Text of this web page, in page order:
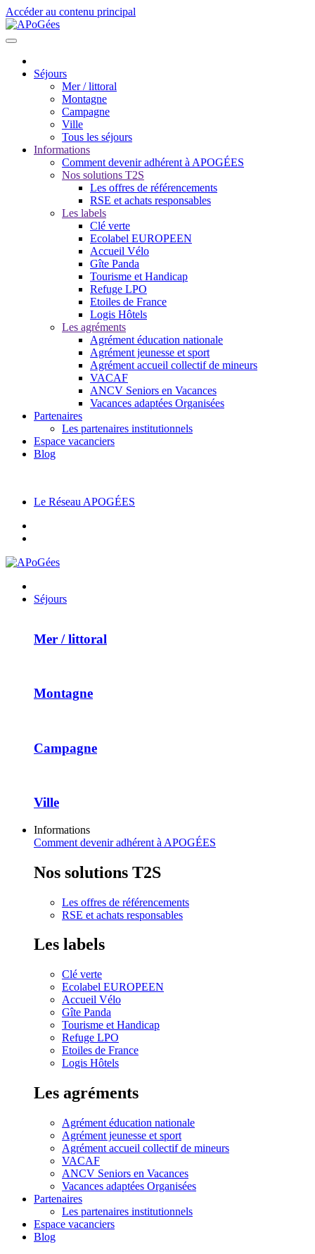
Accéder au contenu principal
Séjours
Mer / littoral
Montagne
Campagne
Ville
Tous les séjours
Informations
Comment devenir adhérent à APOGÉES
Nos solutions T2S
Les offres de référencements
RSE et achats responsables
Les labels
Clé verte
Ecolabel EUROPEEN
Accueil Vélo
Gîte Panda
Tourisme et Handicap
Refuge LPO
Etoiles de France
Logis Hôtels
Les agréments
Agrément éducation nationale
Agrément jeunesse et sport
Agrément accueil collectif de mineurs
VACAF
ANCV Seniors en Vacances
Vacances adaptées Organisées
Partenaires
Les partenaires institutionnels
Espace vacanciers
Blog
Le Réseau APOGÉES
Séjours
Mer / littoral
Montagne
Campagne
Ville
Informations
Comment devenir adhérent à APOGÉES
Nos solutions T2S
Les offres de référencements
RSE et achats responsables
Les labels
Clé verte
Ecolabel EUROPEEN
Accueil Vélo
Gîte Panda
Tourisme et Handicap
Refuge LPO
Etoiles de France
Logis Hôtels
Les agréments
Agrément éducation nationale
Agrément jeunesse et sport
Agrément accueil collectif de mineurs
VACAF
ANCV Seniors en Vacances
Vacances adaptées Organisées
Partenaires
Les partenaires institutionnels
Espace vacanciers
Blog